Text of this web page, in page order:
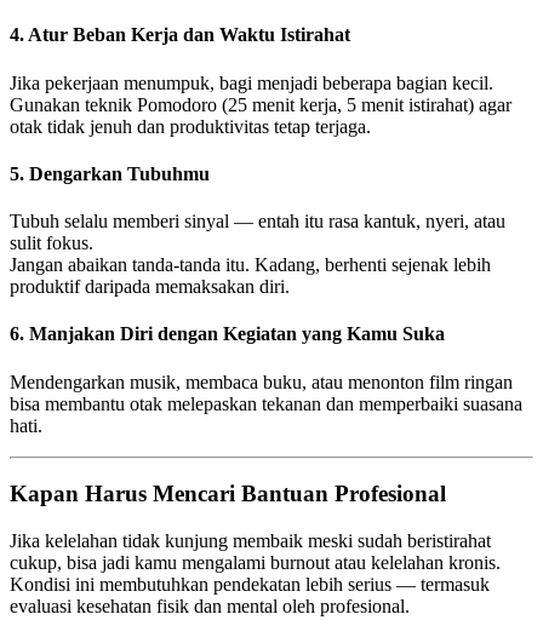
4. Atur Beban Kerja dan Waktu Istirahat
Jika pekerjaan menumpuk, bagi menjadi beberapa bagian kecil.
Gunakan teknik Pomodoro (25 menit kerja, 5 menit istirahat) agar
otak tidak jenuh dan produktivitas tetap terjaga.
5. Dengarkan Tubuhmu
Tubuh selalu memberi sinyal — entah itu rasa kantuk, nyeri, atau
sulit fokus.
Jangan abaikan tanda-tanda itu. Kadang, berhenti sejenak lebih
produktif daripada memaksakan diri.
6. Manjakan Diri dengan Kegiatan yang Kamu Suka
Mendengarkan musik, membaca buku, atau menonton film ringan
bisa membantu otak melepaskan tekanan dan memperbaiki suasana
hati.
Kapan Harus Mencari Bantuan Profesional
Jika kelelahan tidak kunjung membaik meski sudah beristirahat
cukup, bisa jadi kamu mengalami burnout atau kelelahan kronis.
Kondisi ini membutuhkan pendekatan lebih serius — termasuk
evaluasi kesehatan fisik dan mental oleh profesional.